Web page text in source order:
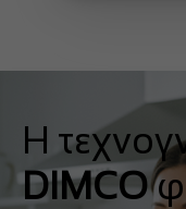
Η
DIMCO